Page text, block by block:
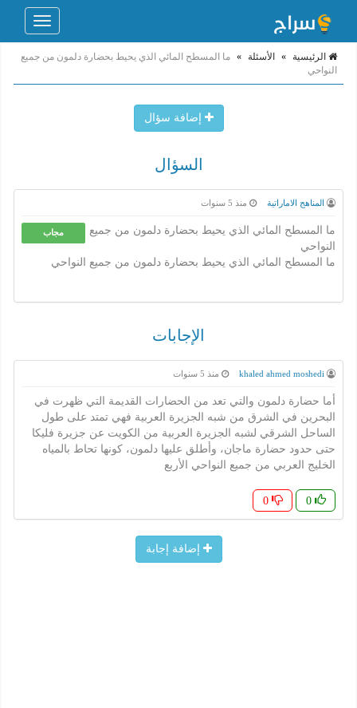
Toggle
الرئيسية » الأسئلة » ما المسطح المائي الذي يحيط بحضارة دلمون من جميع
النواحي
إضافة سؤال
السؤال
المناهج الاماراتية منذ 5 سنوات
مجاب
ما المسطح المائي الذي يحيط بحضارة دلمون من جميع
النواحي
ما المسطح المائي الذي يحيط بحضارة دلمون من جميع النواحي
الإجابات
khaled ahmed moshedi منذ 5 سنوات
أما حضارة دلمون والتي تعد من الحضارات القديمة التي ظهرت في
البحرين في الشرق من شبه الجزيرة العربية فهي تمتد على طول
الساحل الشرقي لشبه الجزيرة العربية من الكويت عن جزيرة فلیکا
حتى حدود حضارة ماجان، وأطلق عليها دلمون، کونها تحاط بالمياه
الخليج العربي من جميع النواحي الأربع
0
0
إضافة إجابة